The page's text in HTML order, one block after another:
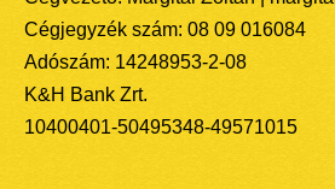
Cégjegyzék szám: 08 09 016084
Adószám: 14248953-2-08
K&H Bank Zrt.
10400401-50495348-49571015